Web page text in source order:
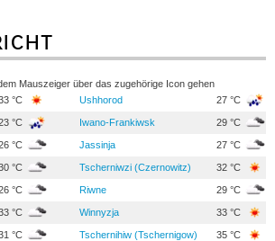
Mauszeiger über das zugehörige Icon gehen
°C Ushhorod 27 °C
°C Iwano-Frankiwsk 29 °C
°C Jassinja 27 °C
°C Tscherniwzi (Czernowitz) 32 °C
°C Riwne 29 °C
°C Winnyzja 33 °C
°C Tschernihiw (Tschernigow) 35 °C